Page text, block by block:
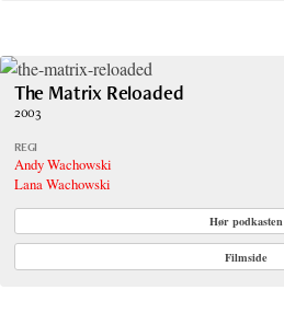
The Matrix Reloaded
2003
REGI
Andy Wachowski
Lana Wachowski
Hør podkasten
Filmside